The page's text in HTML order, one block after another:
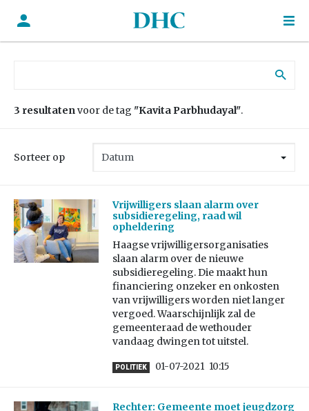
3 resultatenvoor de tag "Kavita Parbhudayal".
Sorteer op
Vrijwilligers slaan alarm over
subsidieregeling, raad wil
opheldering
Haagse vrijwilligersorganisaties
slaan alarm over de nieuwe
subsidieregeling. Die maakt hun
financiering onzeker en onkosten
van vrijwilligers worden niet langer
vergoed. Waarschijnlijk zal de
gemeenteraad de wethouder
vandaag dwingen tot uitstel.
POLITIEK 01-07-2021 10:15
Rechter: Gemeente moet jeugdzorg